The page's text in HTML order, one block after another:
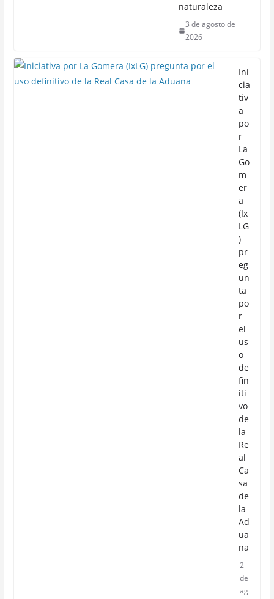
naturaleza
3 de agosto de
2026
Ini
cia
tiv
a
po
r
La
Go
m
er
a
(Ix
LG
)
pr
eg
un
ta
po
r
el
us
o
de
fin
iti
vo
de
la
Re
al
Ca
sa
de
la
Ad
ua
na
2
de
ag